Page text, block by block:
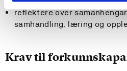
reflektere over
samhandling, læring og
Krav til